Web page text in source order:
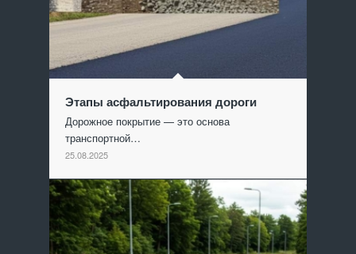
Этапы асфальтирования дороги
Дорожное покрытие — это основа
транспортной…
25.08.2025